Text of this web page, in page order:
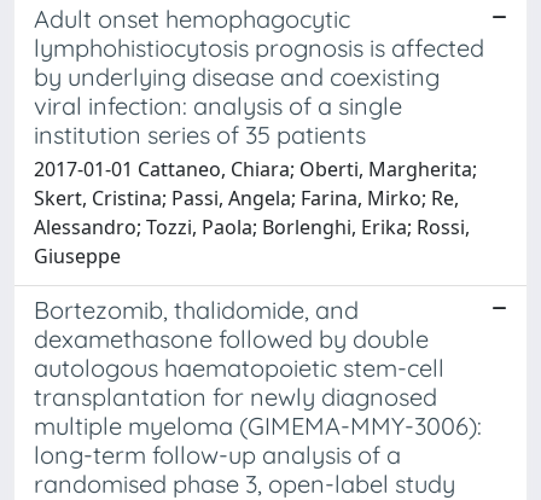
Adult onset hemophagocytic
lymphohistiocytosis prognosis is affected
by underlying disease and coexisting
viral infection: analysis of a single
institution series of 35 patients
2017-01-01 Cattaneo, Chiara; Oberti, Margherita;
Skert, Cristina; Passi, Angela; Farina, Mirko; Re,
Alessandro; Tozzi, Paola; Borlenghi, Erika; Rossi,
Giuseppe
Bortezomib, thalidomide, and
dexamethasone followed by double
autologous haematopoietic stem-cell
transplantation for newly diagnosed
multiple myeloma (GIMEMA-MMY-3006):
long-term follow-up analysis of a
randomised phase 3, open-label study